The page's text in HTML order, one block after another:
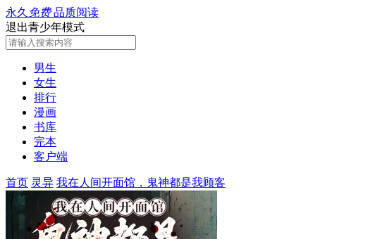
永久 免费品质阅读
退出青少年模式
男生
女生
排行
漫画
书库
完本
客户端
首页 灵异 我在人间开面馆，鬼神都是我顾客